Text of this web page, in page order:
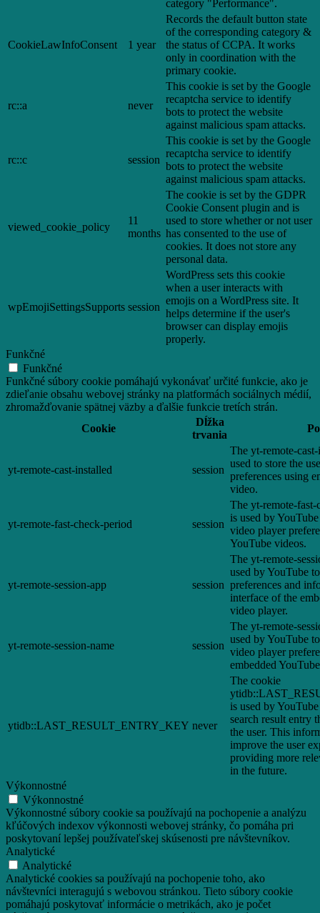
category "Performance".
CookieLawInfoConsent 1 year
Records the default button state
of the corresponding category &
the status of CCPA. It works
only in coordination with the
primary cookie.
rc::a never
This cookie is set by the Google
recaptcha service to identify
bots to protect the website
against malicious spam attacks.
rc::c session
This cookie is set by the Google
recaptcha service to identify
bots to protect the website
against malicious spam attacks.
viewed_cookie_policy
11
months
The cookie is set by the GDPR
Cookie Consent plugin and is
used to store whether or not user
has consented to the use of
cookies. It does not store any
personal data.
wpEmojiSettingsSupports session
WordPress sets this cookie
when a user interacts with
emojis on a WordPress site. It
helps determine if the user's
browser can display emojis
properly.
Funkčné
Funkčné
Funkčné súbory cookie pomáhajú vykonávať určité funkcie, ako je
zdieľanie obsahu webovej stránky na platformách sociálnych médií,
zhromažďovanie spätnej väzby a ďalšie funkcie tretích strán.
Cookie
Dĺžka
trvania
yt-remote-cast-installed session
The yt-remote-
used to store the
preferences using
video.
yt-remote-fast-check-period session
The yt-remote-
is used by
video player
YouTube videos.
yt-remote-session-app session
The yt-remote-
used by YouTube
preferences and
interface of the
video player.
yt-remote-session-name session
The yt-remote-
used by YouTube
video player
embedded
ytidb::LAST_RESULT_ENTRY_KEY never
The cookie
is used by
search result entry
the user. This
improve the user
providing more
in the future.
Výkonnostné
Výkonnostné
Výkonnostné súbory cookie sa používajú na pochopenie a analýzu
kľúčových indexov výkonnosti webovej stránky, čo pomáha pri
poskytovaní lepšej používateľskej skúsenosti pre návštevníkov.
Analytické
Analytické
Analytické cookies sa používajú na pochopenie toho, ako
návštevníci interagujú s webovou stránkou. Tieto súbory cookie
pomáhajú poskytovať informácie o metrikách, ako je počet